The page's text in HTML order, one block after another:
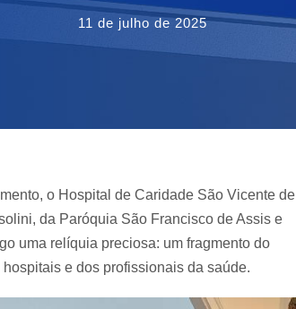
11 de julho de 2025
o Hospital de Caridade São Vicente de
da Paróquia São Francisco de Assis e
uma relíquia preciosa: um fragmento do
e dos profissionais da saúde.